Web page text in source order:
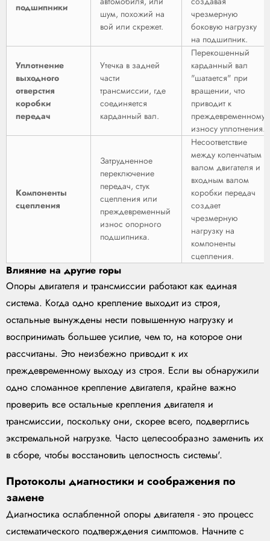
подшипники
шум, похожий на
вой или скрежет.
чрезмерную
боковую нагрузку
на подшипник.
Уплотнение
выходного
отверстия
коробки
передач
Утечка в задней
части
трансмиссии, где
соединяется
карданный вал.
Перекошенный
карданный вал
"шатается" при
вращении, что
приводит к
преждевременному
износу уплотнения.
Компоненты
сцепления
Затрудненное
переключение
передач, стук
сцепления или
преждевременный
износ опорного
подшипника.
Несоответствие
между коленчатым
валом двигателя и
входным валом
коробки передач
создает
чрезмерную
нагрузку на
компоненты
сцепления.
Влияние на другие горы
Опоры двигателя и трансмиссии работают как единая
система. Когда одно крепление выходит из строя,
остальные вынуждены нести повышенную нагрузку и
воспринимать большее усилие, чем то, на которое они
рассчитаны. Это неизбежно приводит к их
преждевременному выходу из строя. Если вы обнаружили
одно сломанное крепление двигателя, крайне важно
проверить все остальные крепления двигателя и
трансмиссии, поскольку они, скорее всего, подверглись
экстремальной нагрузке. Часто целесообразно заменить их
в сборе, чтобы восстановить целостность системы'.
Протоколы диагностики и соображения по
замене
Диагностика ослабленной опоры двигателя - это процесс
систематического подтверждения симптомов. Начните с